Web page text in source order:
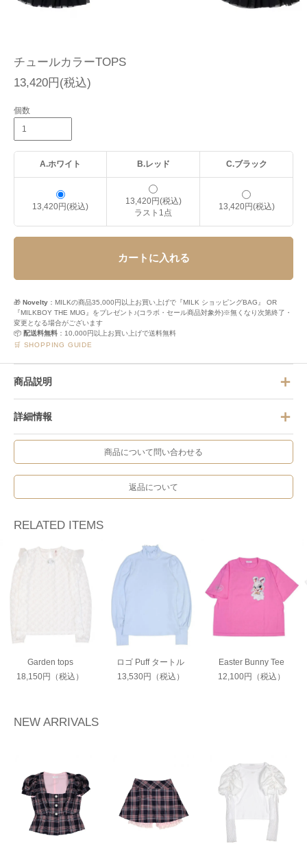
チュールカラーTOPS
13,420円(税込)
個数
A.ホワイト B.レッド C.ブラック
13,420円(税込)
13,420円(税込)
ラスト1点
13,420円(税込)
カートに入れる
🎁 Novelty ：MILKの商品35,000円以上お買い上げで『MILK ショッピングBAG』 OR
『MILKBOY THE MUG』をプレゼント♪(コラボ・セール商品対象外)※無くなり次第終了・
変更となる場合がございます
📦 配送料無料 ：10,000円以上お買い上げで送料無料
🛒 SHOPPING GUIDE
商品説明
詳細情報
商品について問い合わせる
返品について
RELATED ITEMS
Garden tops
18,150円（税込）
ロゴ Puff タートル
13,530円（税込）
Easter Bunny Tee
12,100円（税込）
NEW ARRIVALS